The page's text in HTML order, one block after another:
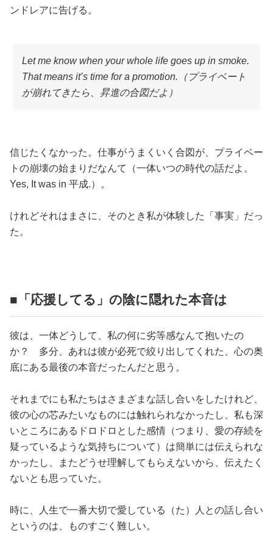
ンドレアに告げる。
Let me know when your whole life goes up in smoke.
That means it’s time for a promotion.（プライベート
が崩れてきたら、昇進の合図だよ）
信じたくなかった。仕事がうまくいく合図が、プライベー
トの崩壊の始まりだなんて（一体いつの時代の話だよ。
Yes, It was in 平成.）。
けれどそれはまさに、そのとき私が体験した「事実」だっ
た。
■「応援してる」の陰に隠れた本音は
彼は、一体どうして、私の何に劣等感なんて抱いたの
か？ 多分、あれは彼が必死で絞り出してくれた、心の奥
底にある最後の本音だったんだと思う。
それまでにも私たちはさまざまな話し合いをしたけれど、
彼の心の芯みたいなものには触れられなかったし、私も深
いところにあるドロドロとした感情（つまり、愛の存続を
疑っているような気持ちについて）は簡単には伝えられな
かったし、またどうせ理解してもらえないから、伝えたく
ないとも思っていた。
時に、人生で一番大切で愛している（た）人との話し合い
というのは、ものすごく難しい。